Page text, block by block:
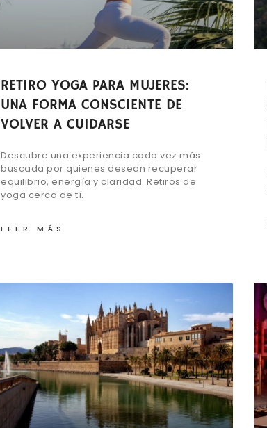
RETIRO YOGA PARA MUJERES:
UNA FORMA CONSCIENTE DE
VOLVER A CUIDARSE
Descubre una experiencia cada vez más
buscada por quienes desean recuperar
equilibrio, energía y claridad. Retiros de
yoga cerca de tí.
LEER MÁS